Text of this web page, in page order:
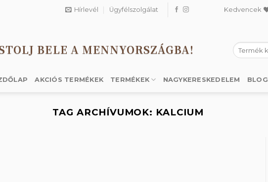
Hírlevél Ügyfélszolgálat Kedvencek
BELE A MENNYORSZÁGBA!
Keresés
a
AKCIÓS TERMÉKEK TERMÉKEK NAGYKERESKEDELEM BLOG
TAG ARCHÍVUMOK: KALCIUM